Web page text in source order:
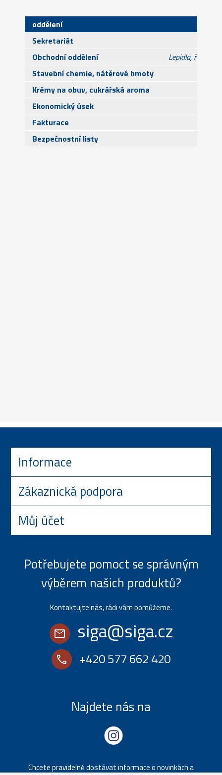
oddělení
Sekretariát
Obchodní oddělení
Lepidla, ředidla
Stavební chemie, nátěrové hmoty
Krémy na obuv, cukrářská aroma
Ekonomický úsek
Fakturace
Bezpečnostní listy
Informace
Zákaznická podpora
Můj účet
Potřebujete pomoct se správným
výběrem našich produktů?
Kontaktujte nás, rádi vám pomůžeme.
mail siga@siga.cz
call +420 577 662 420
Najdete nás na
Chcete pravidelně dostávat informace o novinkách a